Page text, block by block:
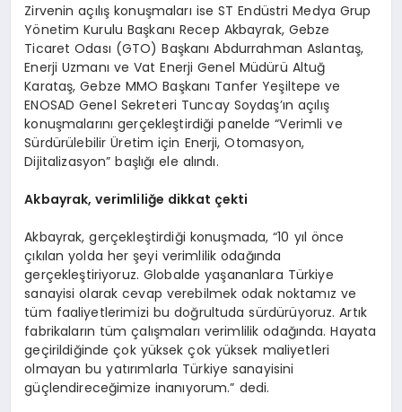
Zirvenin açılış konuşmaları ise ST Endüstri Medya Grup
Yönetim Kurulu Başkanı Recep Akbayrak, Gebze
Ticaret Odası (GTO) Başkanı Abdurrahman Aslantaş,
Enerji Uzmanı ve Vat Enerji Genel Müdürü Altuğ
Karataş, Gebze MMO Başkanı Tanfer Yeşiltepe ve
ENOSAD Genel Sekreteri Tuncay Soydaş’ın açılış
konuşmalarını gerçekleştirdiği panelde “Verimli ve
Sürdürülebilir Üretim için Enerji, Otomasyon,
Dijitalizasyon” başlığı ele alındı.
Akbayrak, verimliliğe dikkat çekti
Akbayrak, gerçekleştirdiği konuşmada, “10 yıl önce
çıkılan yolda her şeyi verimlilik odağında
gerçekleştiriyoruz. Globalde yaşananlara Türkiye
sanayisi olarak cevap verebilmek odak noktamız ve
tüm faaliyetlerimizi bu doğrultuda sürdürüyoruz. Artık
fabrikaların tüm çalışmaları verimlilik odağında. Hayata
geçirildiğinde çok yüksek çok yüksek maliyetleri
olmayan bu yatırımlarla Türkiye sanayisini
güçlendireceğimize inanıyorum.” dedi.